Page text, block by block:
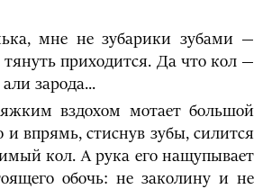
мне не зубарики зубами —
приходится. Да что кол —
зарода...
вздохом мотает большой
и впрямь, стиснув зубы, силится
кол. А рука его нащупывает
обочь: не заколину и не